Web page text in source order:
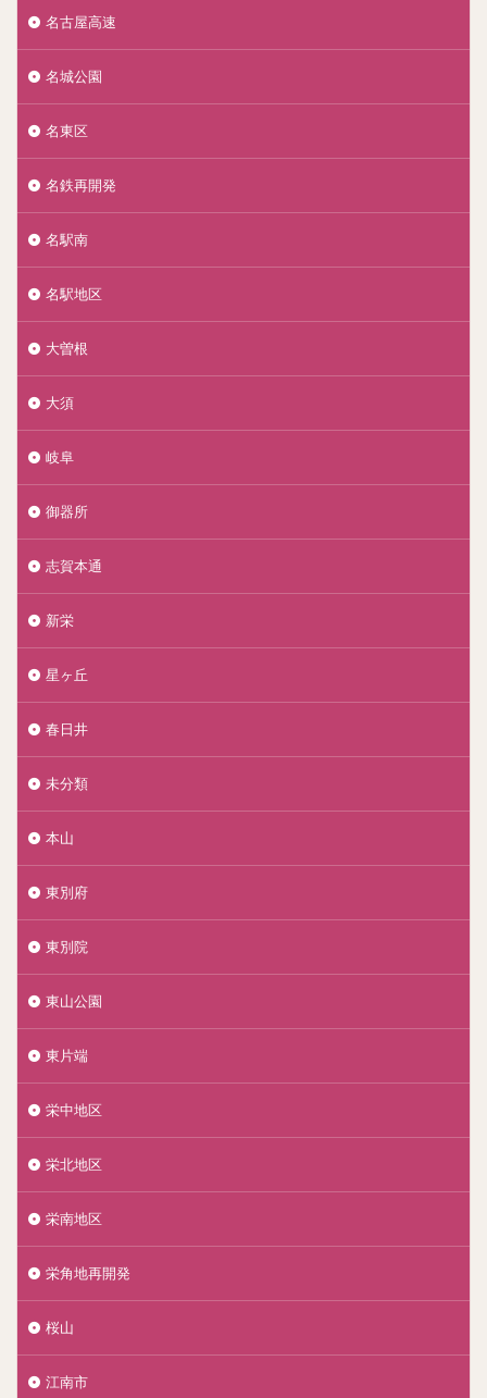
名古屋高速
名城公園
名東区
名鉄再開発
名駅南
名駅地区
大曽根
大須
岐阜
御器所
志賀本通
新栄
星ヶ丘
春日井
未分類
本山
東別府
東別院
東山公園
東片端
栄中地区
栄北地区
栄南地区
栄角地再開発
桜山
江南市